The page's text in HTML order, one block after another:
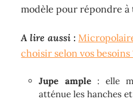
modèle pour répondre à
A lire aussi :
choisir selon vos besoins
Jupe ample: elle
atténue les hanches